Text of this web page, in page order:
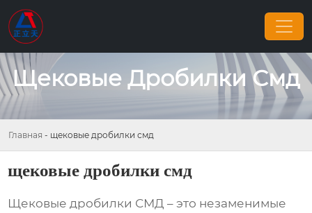
Щековые Дробилки Смд
Главная - щековые дробилки смд
щековые дробилки смд
Щековые дробилки СМД – это незаменимые